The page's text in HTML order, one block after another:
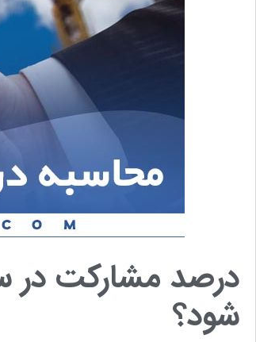
درصد مشارکت در
شود؟